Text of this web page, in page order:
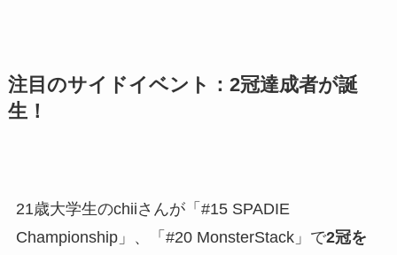
注目のサイドイベント：2冠達成者が誕
生！
21歳大学生のchiiさんが「#15 SPADIE
Championship」、「#20 MonsterStack」で2冠を